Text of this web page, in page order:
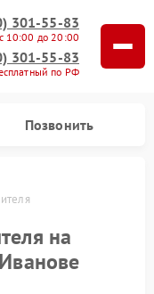
301-55-83
10:00 до 20:00
301-55-83
по РФ
Позвонить
на